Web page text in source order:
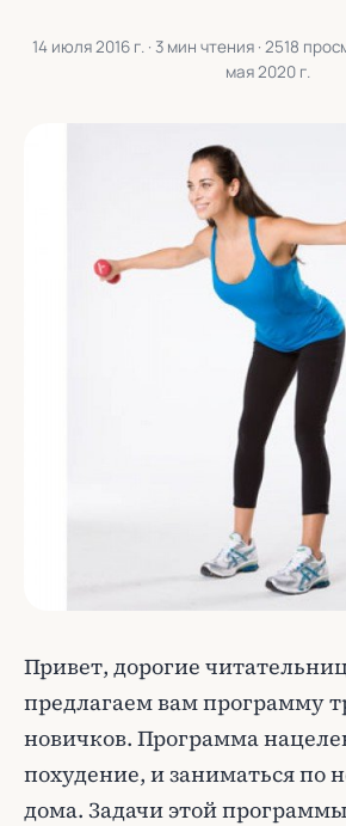
14 июля 2016 г.· 3 мин чтения · 2518
мая 2020 г.
Привет, дорогие
предлагаем вам программу
новичков. Программа
похудение, и заниматься по
дома. Задачи этой